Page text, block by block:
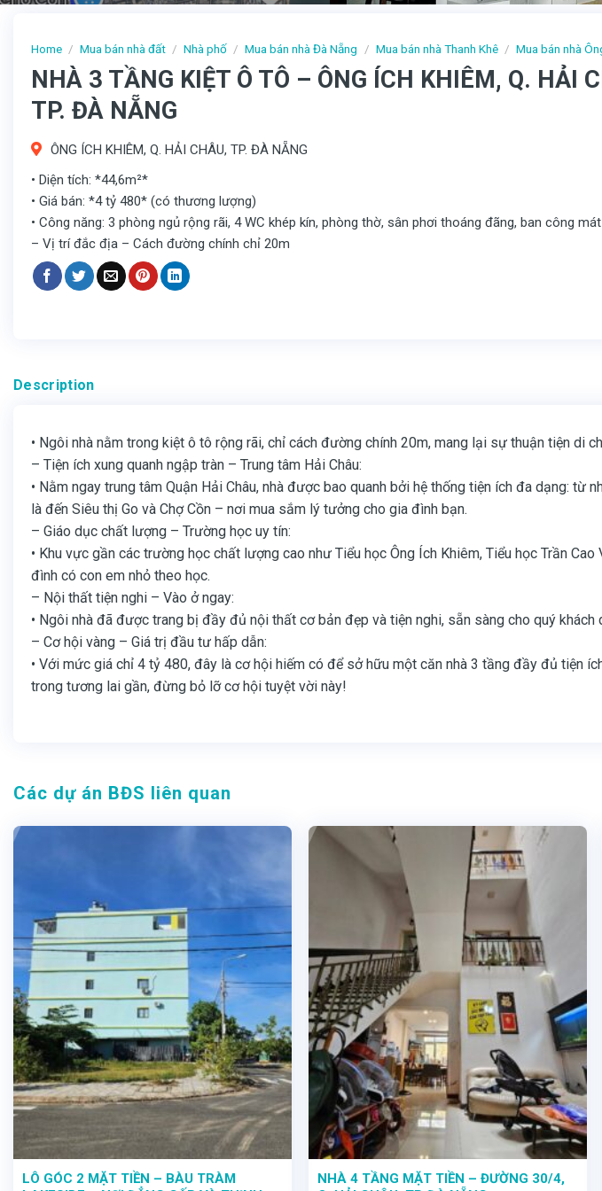
Home / Mua bán nhà đất / Nhà phố / Mua bán nhà Đà Nẵng / Mua bán nhà Thanh Khê / Mua bán nhà
NHÀ 3 TẦNG KIỆT Ô TÔ – ÔNG ÍCH KHIÊM, Q. HẢI
TP. ĐÀ NẴNG
ÔNG ÍCH KHIÊM, Q. HẢI CHÂU, TP. ĐÀ NẴNG
• Diện tích: *44,6m²*
• Giá bán: *4 tỷ 480* (có thương lượng)
• Công năng: 3 phòng ngủ rộng rãi, 4 WC khép kín, phòng thờ, sân phơi thoáng đãng, ban công
– Vị trí đắc địa – Cách đường chính chỉ 20m
Description
• Ngôi nhà nằm trong kiệt ô tô rộng rãi, chỉ cách đường chính 20m, mang lại sự thuận tiện di
– Tiện ích xung quanh ngập tràn – Trung tâm Hải Châu:
• Nằm ngay trung tâm Quận Hải Châu, nhà được bao quanh bởi hệ thống tiện ích đa dạng:
là đến Siêu thị Go và Chợ Cồn – nơi mua sắm lý tưởng cho gia đình bạn.
– Giáo dục chất lượng – Trường học uy tín:
• Khu vực gần các trường học chất lượng cao như Tiểu học Ông Ích Khiêm, Tiểu học Trần
đình có con em nhỏ theo học.
– Nội thất tiện nghi – Vào ở ngay:
• Ngôi nhà đã được trang bị đầy đủ nội thất cơ bản đẹp và tiện nghi, sẵn sàng cho quý
– Cơ hội vàng – Giá trị đầu tư hấp dẫn:
• Với mức giá chỉ 4 tỷ 480, đây là cơ hội hiếm có để sở hữu một căn nhà 3 tầng đầy đủ tiện
trong tương lai gần, đừng bỏ lỡ cơ hội tuyệt vời này!
Các dự án BĐS liên quan
LÔ GÓC 2 MẶT TIỀN – BÀU TRÀM
NHÀ 4 TẦNG MẶT TIỀN – ĐƯỜNG 30/4,